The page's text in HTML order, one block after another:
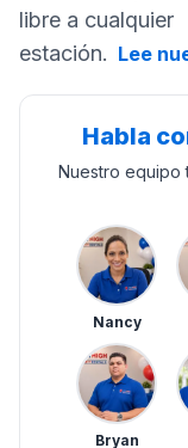
libre a cualquier
estación. Lee
Habla
Nuestro equipo
Nancy
Bryan